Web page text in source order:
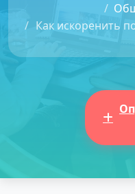
Как искоренить